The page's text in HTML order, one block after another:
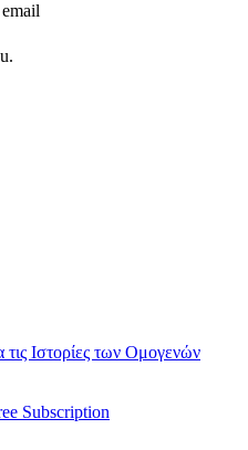
τις Ιστορίες των Ομογενών
Subscription